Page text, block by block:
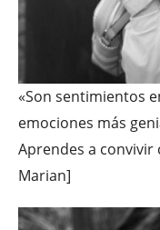
«Son sentimientos
emociones más
Aprendes a
Marian]